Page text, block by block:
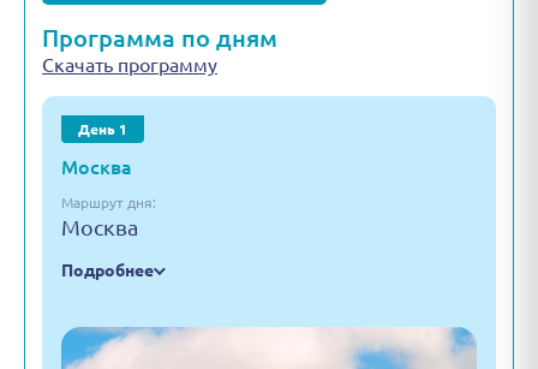
Программа по дням
Скачать программу
День 1
Москва
Маршрут дня:
Москва
Подробнее